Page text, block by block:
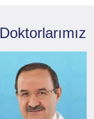
Doktorlarımız